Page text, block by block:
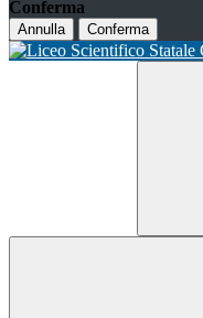
Conferma
Annulla Conferma